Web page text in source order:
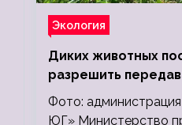
Экология
Диких животных
разрешить
зоопарки
Фото:
ЮГ» Министерство